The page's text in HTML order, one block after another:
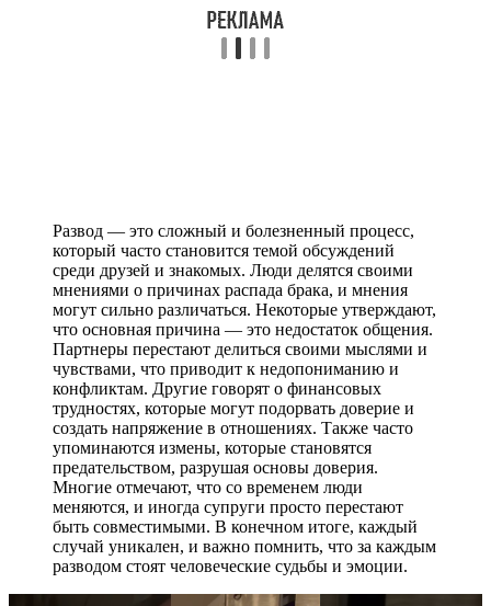
Развод — это сложный и болезненный процесс,
который часто становится темой обсуждений
среди друзей и знакомых. Люди делятся своими
мнениями о причинах распада брака, и мнения
могут сильно различаться. Некоторые утверждают,
что основная причина — это недостаток общения.
Партнеры перестают делиться своими мыслями и
чувствами, что приводит к недопониманию и
конфликтам. Другие говорят о финансовых
трудностях, которые могут подорвать доверие и
создать напряжение в отношениях. Также часто
упоминаются измены, которые становятся
предательством, разрушая основы доверия.
Многие отмечают, что со временем люди
меняются, и иногда супруги просто перестают
быть совместимыми. В конечном итоге, каждый
случай уникален, и важно помнить, что за каждым
разводом стоят человеческие судьбы и эмоции.